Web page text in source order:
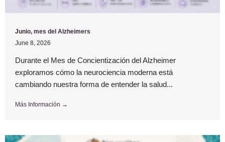
Junio, mes del Alzheimers
June 8, 2026
Durante el Mes de Concientización del Alzheimer
exploramos cómo la neurociencia moderna está
cambiando nuestra forma de entender la salud...
Más Información →